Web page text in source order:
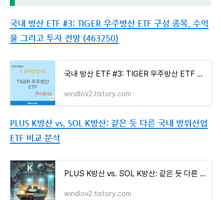
국내 방산 ETF #3: TIGER 우주방산 ETF 구성 종목, 수익
율 그리고 투자 전망 (463250)
국내 방산 ETF #3: TIGER 우주방산 ETF 구성 종목, 수익율 그리고 투자 전망 (463250)
windlov2.tistory.com
PLUS K방산 vs. SOL K방산: 같은 듯 다른 국내 방위산업
ETF 비교 분석
PLUS K방산 vs. SOL K방산: 같은 듯 다른 국내 방위산업 ETF 비교 분석
windlov2.tistory.com